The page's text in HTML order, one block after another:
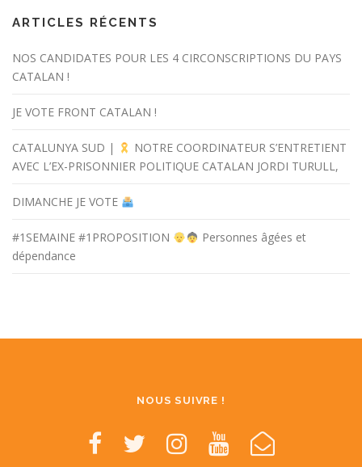
ARTICLES RÉCENTS
NOS CANDIDATES POUR LES 4 CIRCONSCRIPTIONS DU PAYS
CATALAN !
JE VOTE FRONT CATALAN !
CATALUNYA SUD |
NOTRE COORDINATEUR S’ENTRETIENT
AVEC L’EX-PRISONNIER POLITIQUE CATALAN JORDI TURULL,
DIMANCHE JE VOTE
#1SEMAINE #1PROPOSITION
Personnes âgées et
dépendance
NOUS SUIVRE !